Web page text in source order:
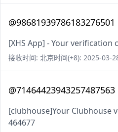
@98681939786183276501
[XHS App] - Your verification
接收时间: 北京时间(+8): 2025-03-
@71464423943257487563
[clubhouse]Your Clubhouse
464677